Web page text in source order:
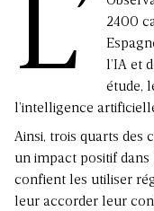
L’
2400
l’IA et
étude,
l’intelligence
Ainsi, trois quarts des
un impact positif
confient les utiliser
leur accorder leur